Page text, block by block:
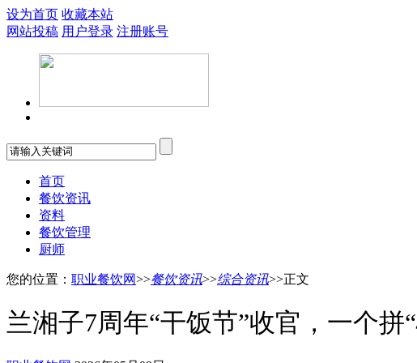
设为首页 收藏本站
网站投稿 用户登录 注册账号
首页
餐饮资讯
资料
餐饮管理
厨师
您的位置： 职业餐饮网>>餐饮资讯>>综合资讯>>正文
兰湘子7周年“干饭节”收官，一个